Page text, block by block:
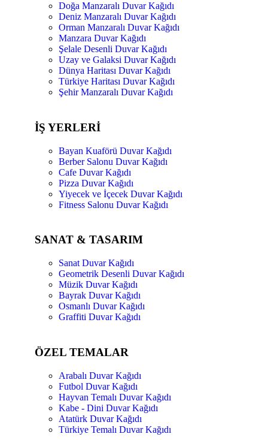
Doğa Manzaralı Duvar Kağıdı
Deniz Manzaralı Duvar Kağıdı
Orman Manzaralı Duvar Kağıdı
Manzara Duvar Kağıdı
Şelale Desenli Duvar Kağıdı
Uzay ve Galaksi Duvar Kağıdı
Dünya Haritası Duvar Kağıdı
Türkiye Haritası Duvar Kağıdı
Şehir Manzaralı Duvar Kağıdı
İŞ YERLERİ
Bayan Kuaförü Duvar Kağıdı
Berber Salonu Duvar Kağıdı
Cafe Duvar Kağıdı
Pizza Duvar Kağıdı
Yiyecek ve İçecek Duvar Kağıdı
Fitness Salonu Duvar Kağıdı
SANAT & TASARIM
Sanat Duvar Kağıdı
Geometrik Desenli Duvar Kağıdı
Müzik Duvar Kağıdı
Bayrak Duvar Kağıdı
Osmanlı Duvar Kağıdı
Graffiti Duvar Kağıdı
ÖZEL TEMALAR
Arabalı Duvar Kağıdı
Futbol Duvar Kağıdı
Hayvan Temalı Duvar Kağıdı
Kabe - Dini Duvar Kağıdı
Atatürk Duvar Kağıdı
Türkiye Temalı Duvar Kağıdı